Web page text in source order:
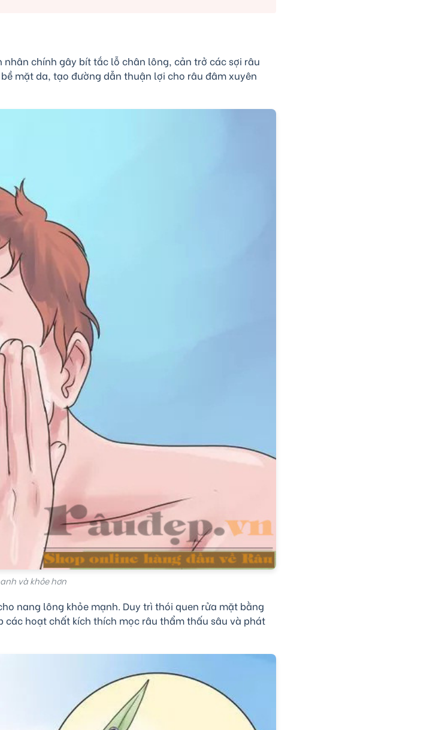
chính gây bít tắc lỗ chân lông, cản trở các sợi râu
mặt da, tạo đường dẫn thuận lợi cho râu đâm xuyên
và khỏe hơn
nang lông khỏe mạnh. Duy trì thói quen rửa mặt bằng
hoạt chất kích thích mọc râu thẩm thấu sâu và phát